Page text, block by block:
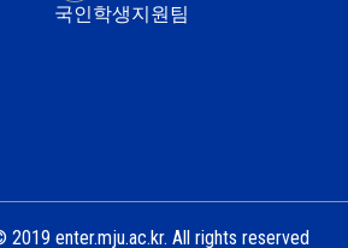
국인학생지원팀
2019 enter.mju.ac.kr. All rights reserved